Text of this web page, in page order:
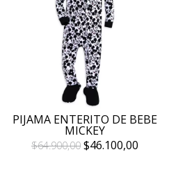
PIJAMA ENTERITO DE BEBE
MICKEY
$64.900,00 $46.100,00